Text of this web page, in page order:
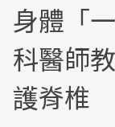
身體「
科醫師
護脊椎